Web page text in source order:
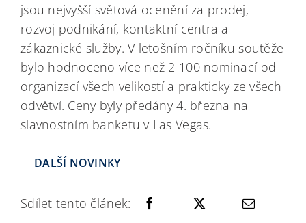
jsou nejvyšší světová ocenění za prodej,
rozvoj podnikání, kontaktní centra a
zákaznické služby. V letošním ročníku soutěže
bylo hodnoceno více než 2 100 nominací od
organizací všech velikostí a prakticky ze všech
odvětví. Ceny byly předány 4. března na
slavnostním banketu v Las Vegas.
DALŠÍ NOVINKY
Sdílet tento článek: